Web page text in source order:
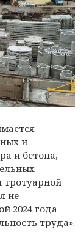
и
и бетона,
тротуарной
не
2024 года
труда».